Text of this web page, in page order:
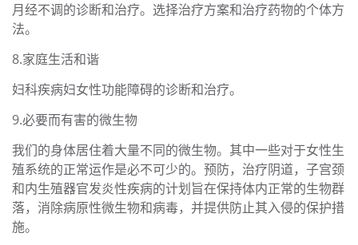
月经不调的诊断和治疗。选择治疗方案和治疗药物的个体方
法。
8.家庭生活和谐
妇科疾病妇女性功能障碍的诊断和治疗。
9.必要而有害的微生物
我们的身体居住着大量不同的微生物。其中一些对于女性生
殖系统的正常运作是必不可少的。预防，治疗阴道，子宫颈
和内生殖器官发炎性疾病的计划旨在保持体内正常的生物群
落，消除病原性微生物和病毒，并提供防止其入侵的保护措
施。